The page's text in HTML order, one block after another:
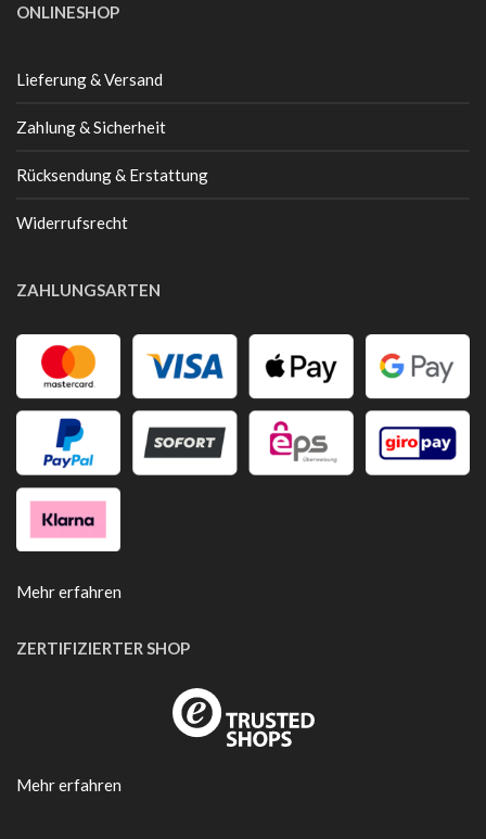
ONLINESHOP
Lieferung & Versand
Zahlung & Sicherheit
Rücksendung & Erstattung
Widerrufsrecht
ZAHLUNGSARTEN
Mehr erfahren
ZERTIFIZIERTER SHOP
Mehr erfahren